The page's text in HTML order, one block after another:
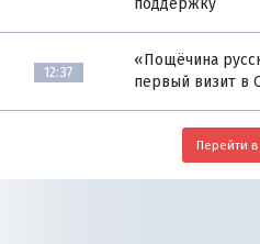
поддержку
12:37
«Пощёчина
первый визит в
Перейти в